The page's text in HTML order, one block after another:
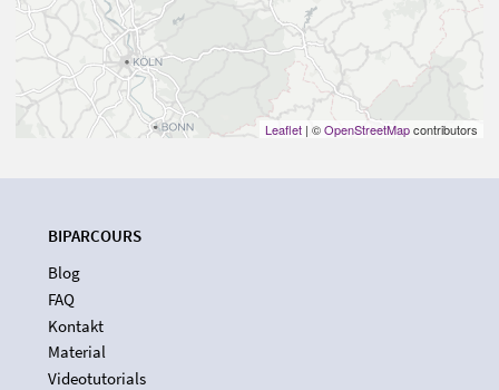
Leaflet | ©OpenStreetMapcontributors
BIPARCOURS
Blog
FAQ
Kontakt
Material
Videotutorials